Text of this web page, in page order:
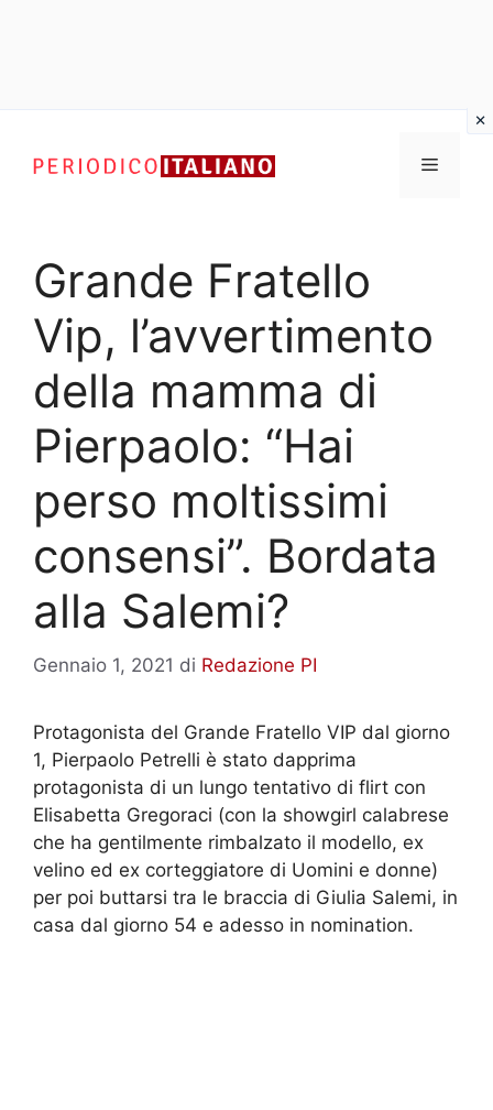
contenuto
Menu
Grande Fratello
Vip, l’avvertimento
della mamma di
Pierpaolo: “Hai
perso moltissimi
consensi”. Bordata
alla Salemi?
Gennaio 1, 2021 di Redazione PI
Protagonista del Grande Fratello VIP dal giorno
1, Pierpaolo Petrelli è stato dapprima
protagonista di un lungo tentativo di flirt con
Elisabetta Gregoraci (con la showgirl calabrese
che ha gentilmente rimbalzato il modello, ex
velino ed ex corteggiatore di Uomini e donne)
per poi buttarsi tra le braccia di Giulia Salemi, in
casa dal giorno 54 e adesso in nomination.